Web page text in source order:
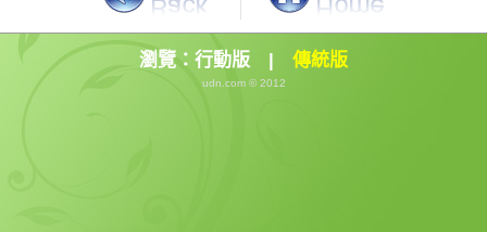
瀏覽： 行動版 | 傳統版
udn.com © 2012